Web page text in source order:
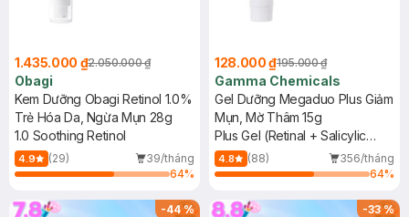
1.435.000 ₫2.050.000 ₫
Obagi
Kem Dưỡng Obagi Retinol 1.0%
Trẻ Hóa Da, Ngừa Mụn 28g
1.0 Soothing Retinol
4.9 (29)
39/tháng
64%
128.000 ₫195.000 ₫
Gamma Chemicals
Gel Dưỡng Megaduo Plus Giảm
Mụn, Mờ Thâm 15g
Plus Gel (Retinal + Salicylic
Acid + AHA)
4.8 (88)
356/tháng
64%
-44% -33%